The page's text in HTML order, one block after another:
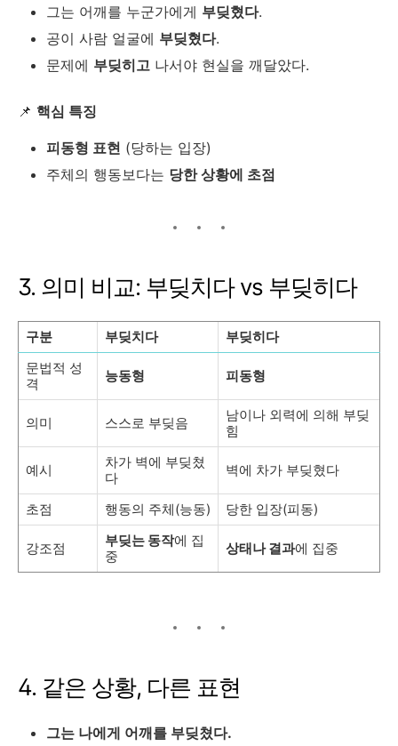
그는 어깨를 누군가에게 부딪혔다.
공이 사람 얼굴에 부딪혔다.
문제에 부딪히고 나서야 현실을 깨달았다.
📌 핵심 특징
피동형 표현 (당하는 입장)
주체의 행동보다는 당한 상황에 초점
3. 의미 비교: 부딪치다 vs 부딪히다
구분 부딪치다
부딪히다
문법적 성
격
능동형 피동형
의미 스스로 부딪음
남이나 외력에 의해 부딪
힘
예시
차가 벽에 부딪쳤
다
벽에 차가 부딪혔다
초점 행동의 주체(능동) 당한 입장(피동)
강조점 부딪는 동작에 집
중
상태나 결과에 집중
4. 같은 상황, 다른 표현
그는 나에게 어깨를 부딪쳤다.